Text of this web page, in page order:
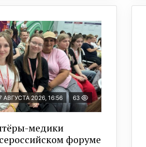
АВГУСТА 2026, 16:56 63
медики
форуме